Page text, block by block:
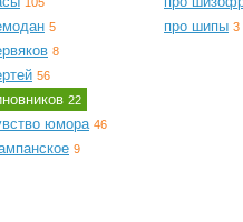
5
8
56
22
юмора 46
9
про шипы 3